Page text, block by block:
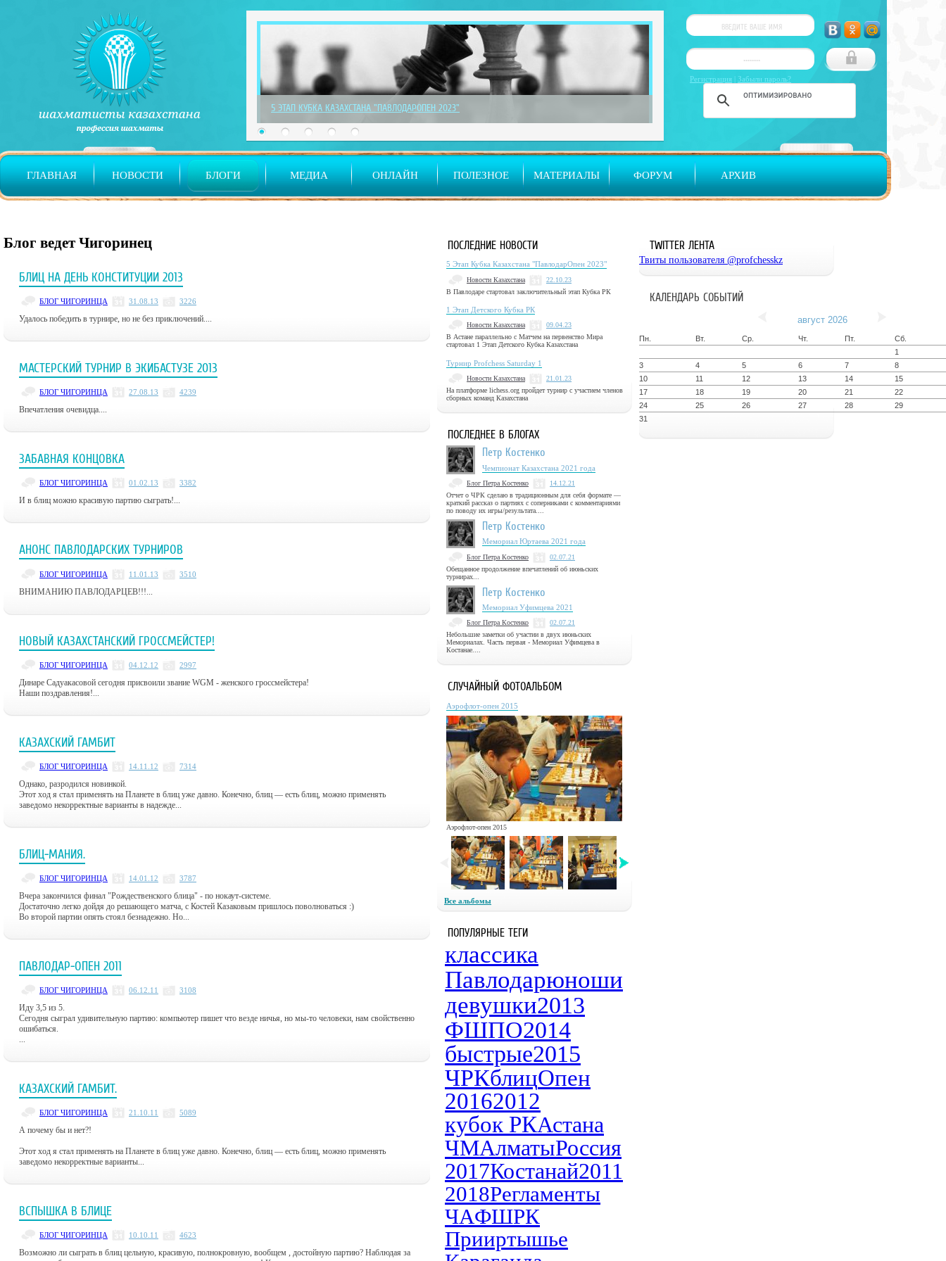
ГЛАВНАЯ НОВОСТИ БЛОГИ МЕДИА ОНЛАЙН ПОЛЕЗНОЕ МАТЕРИАЛЫ ФОРУМ АРХИВ
Регистрация | Забыли пароль?
1 ЭТАП ДЕТСКОГО КУБКА РК
Блог ведет Чигоринец
БЛИЦ НА ДЕНЬ КОНСТИТУЦИИ 2013
БЛОГ ЧИГОРИНЦА 31.08.13 3226
Удалось победить в турнире, но не без приключений....
МАСТЕРСКИЙ ТУРНИР В ЭКИБАСТУЗЕ 2013
БЛОГ ЧИГОРИНЦА 27.08.13 4239
Впечатления очевидца....
ЗАБАВНАЯ КОНЦОВКА
БЛОГ ЧИГОРИНЦА 01.02.13 3382
И в блиц можно красивую партию сыграть!...
АНОНС ПАВЛОДАРСКИХ ТУРНИРОВ
БЛОГ ЧИГОРИНЦА 11.01.13 3510
ВНИМАНИЮ ПАВЛОДАРЦЕВ!!!...
НОВЫЙ КАЗАХСТАНСКИЙ ГРОССМЕЙСТЕР!
БЛОГ ЧИГОРИНЦА 04.12.12 2997
Динаре Садуакасовой сегодня присвоили звание WGM - женского гроссмейстера!
Наши поздравления!...
КАЗАХСКИЙ ГАМБИТ
БЛОГ ЧИГОРИНЦА 14.11.12 7314
Однако, разродился новинкой.
Этот ход я стал применять на Планете в блиц уже давно. Конечно, блиц — есть блиц, можно применять
заведомо некорректные варианты в надежде...
БЛИЦ-МАНИЯ.
БЛОГ ЧИГОРИНЦА 14.01.12 3787
Вчера закончился финал "Рождественского блица" - по нокаут-системе.
Достаточно легко дойдя до решающего матча, с Костей Казаковым пришлось поволноваться :)
Во второй партии опять стоял безнадежно. Но...
ПАВЛОДАР-ОПЕН 2011
БЛОГ ЧИГОРИНЦА 06.12.11 3108
Иду 3,5 из 5.
Сегодня сыграл удивительную партию: компьютер пишет что везде ничья, но мы-то человеки, нам свойственно
ошибаться.
...
КАЗАХСКИЙ ГАМБИТ.
БЛОГ ЧИГОРИНЦА 21.10.11 5089
А почему бы и нет?!
Этот ход я стал применять на Планете в блиц уже давно. Конечно, блиц — есть блиц, можно применять
заведомо некорректные варианты...
ВСПЫШКА В БЛИЦЕ
БЛОГ ЧИГОРИНЦА 10.10.11 4623
Возможно ли сыграть в блиц цельную, красивую, полнокровную, вообщем , достойную партию? Наблюдая за
ПОСЛЕДНИЕ НОВОСТИ
5 Этап Кубка Казахстана "ПавлодарОпен 2023"
Новости Казахстана
22.10.23
В Павлодаре стартовал заключительный этап Кубка РК
1 Этап Детского Кубка РК
Новости Казахстана
09.04.23
В Астане параллельно с Матчем на первенство Мира
стартовал 1 Этап Детского Кубка Казахстана
Турнир Profchess Saturday 1
Новости Казахстана
21.01.23
На платформе lichess.org пройдет турнир с участием членов
сборных команд Казахстана
ПОСЛЕДНЕЕ В БЛОГАХ
Петр Костенко
Чемпионат Казахстана 2021 года
Блог Петра Костенко
14.12.21
Отчет о ЧРК сделаю в традиционным для себя формате —
краткий рассказ о партиях с соперниками с комментариями
по поводу их игры/результата....
Петр Костенко
Мемориал Юртаева 2021 года
Блог Петра Костенко
02.07.21
Обещанное продолжение впечатлений об июньских
турнирах...
Петр Костенко
Мемориал Уфимцева 2021
Блог Петра Костенко
02.07.21
Небольшие заметки об участии в двух июньских
Мемориалах. Часть первая - Мемориал Уфимцева в
Костанае....
СЛУЧАЙНЫЙ ФОТОАЛЬБОМ
Аэрофлот-опен 2015
Аэрофлот-опен 2015
Все альбомы
ПОПУЛЯРНЫЕ ТЕГИ
классика
Павлодарюноши
девушки2013
ФШПО2014
быстрые2015
ЧРКблицОпен
20162012
кубок РКАстана
ЧМАлматыРоссия
2017Костанай2011
2018Регламенты
ЧАФШРК
Прииртышье
TWITTER ЛЕНТА
Твиты пользователя @profchesskz
КАЛЕНДАРЬ СОБЫТИЙ
август 2026
Пн. Вт. Ср. Чт. Пт.
Сб.
1
3
4 5 6 7
8
10
11 12 13 14
15
17
18 19 20 21
22
24
25 26 27 28
29
31